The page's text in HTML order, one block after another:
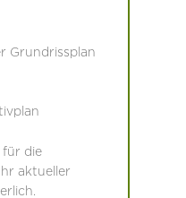
Grundrissplan
für die
aktueller